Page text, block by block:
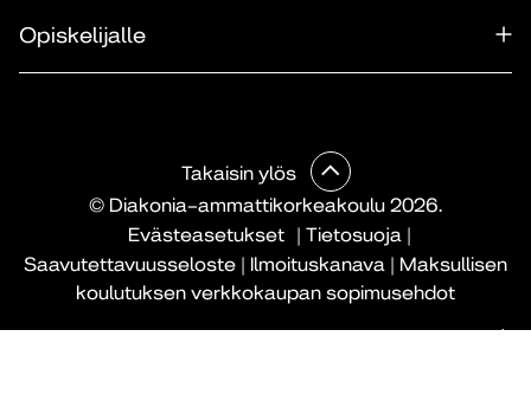
Opiskelijalle
© Diakonia–ammattikorkeakoulu 2026.
Evästeasetukset
| Tietosuoja |
Saavutettavuusseloste | Ilmoituskanava | Maksullisen
koulutuksen verkkokaupan sopimusehdot
Takaisin ylös